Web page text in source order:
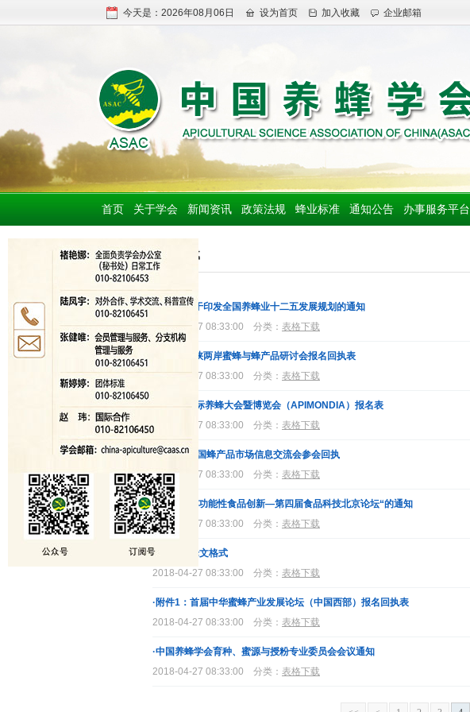
今天是：2026年08月06日 设为首页 加入收藏 企业邮箱
首页 关于学会 新闻资讯 政策法规 蜂业标准 通知公告 办事服务平台
表格下载
·农业部关于印发全国养蜂业十二五发展规划的通知
2018-04-27 08:33:00
分类： 表格下载
·第十届海峡两岸蜜蜂与蜂产品研讨会报名回执表
2018-04-27 08:33:00
分类： 表格下载
·第43届国际养蜂大会暨博览会（APIMONDIA）报名表
2018-04-27 08:33:00
分类： 表格下载
·2013年全国蜂产品市场信息交流会参会回执
2018-04-27 08:33:00
分类： 表格下载
·关于举办“功能性食品创新—第四届食品科技北京论坛“的通知
2018-04-27 08:33:00
分类： 表格下载
·附件2：论文格式
2018-04-27 08:33:00
分类： 表格下载
·附件1：首届中华蜜蜂产业发展论坛（中国西部）报名回执表
2018-04-27 08:33:00
分类： 表格下载
·中国养蜂学会育种、蜜源与授粉专业委员会会议通知
2018-04-27 08:33:00
分类： 表格下载